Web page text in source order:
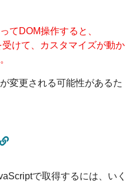
てDOM操作すると、
けて、カスタマイズが動か
変更される可能性があるた
で取得するには、いく